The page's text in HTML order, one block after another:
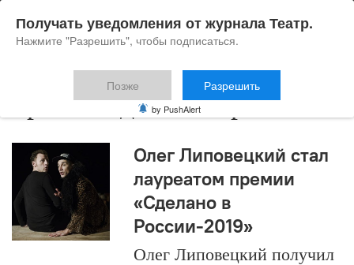
премия сделано в россии
Олег Липовецкий стал
лауреатом премии
«Сделано в
России-2019»
Олег Липовецкий получил
Получать уведомления от журнала Театр.
Нажмите "Разрешить", чтобы подписаться.
Позже Разрешить
by PushAlert